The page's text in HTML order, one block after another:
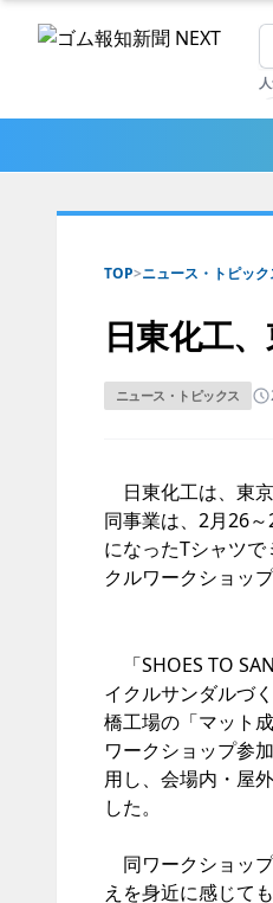
TOP>ニュース・トピック
日東化工
ニュース・トピックス
日東化工は、東京
同事業は、2月26
になったTシャツ
クルワークショッ
「SHOES TO
イクルサンダルづ
橋工場の「マット
ワークショップ参
用し、会場内・屋
した。
同ワークショッ
えを身近に感じて